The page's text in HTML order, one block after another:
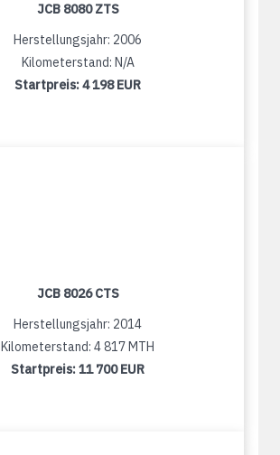
JCB 8080 ZTS
Herstellungsjahr: 2006
Kilometerstand: N/A
Startpreis:4 198 EUR
JCB 8026 CTS
Herstellungsjahr: 2014
Kilometerstand: 4 817 MTH
Startpreis:11 700 EUR